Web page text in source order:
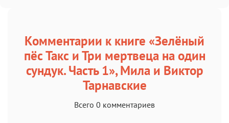
Комментарии к книге «Зелёный
пёс Такс и Три мертвеца на один
сундук. Часть 1», Мила и Виктор
Тарнавские
Всего 0 комментариев